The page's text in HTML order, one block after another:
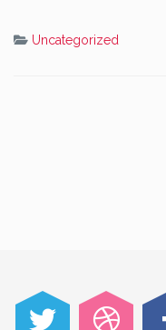
Uncategorized